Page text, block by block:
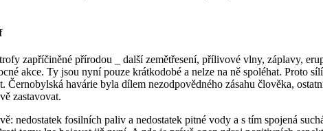
zapříčiněné přírodou _ další zemětřesení, přílivové vlny, záplavy,
akce. Ty jsou nyní pouze krátkodobé a nelze na ně spoléhat. Proto
havárie byla dílem nezodpovědného zásahu člověka,
zastavovat.
fosilních paliv a nedostatek pitné vody a s tím spojená